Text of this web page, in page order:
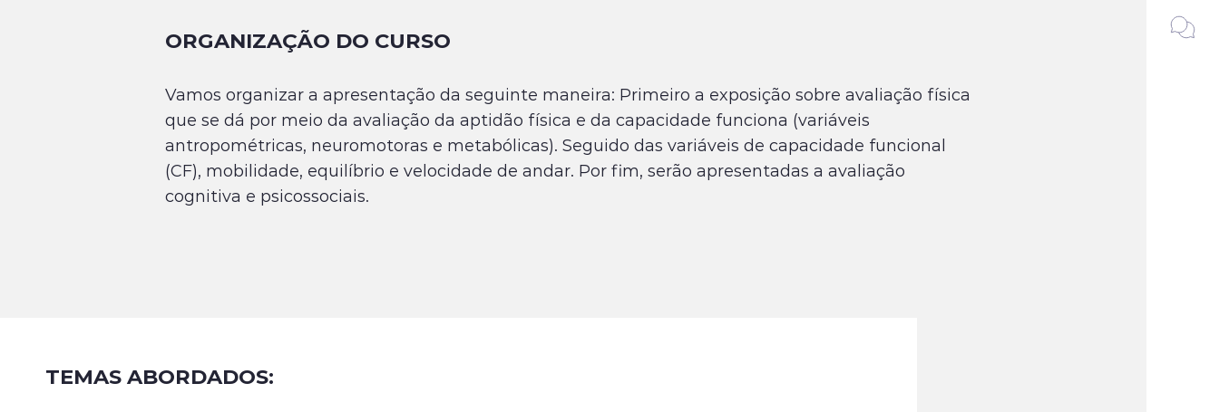
ORGANIZAÇÃO DO CURSO
Vamos organizar a apresentação da seguinte maneira: Primeiro a exposição sobre avaliação física
que se dá por meio da avaliação da aptidão física e da capacidade funciona (variáveis
antropométricas, neuromotoras e metabólicas). Seguido das variáveis de capacidade funcional
(CF), mobilidade, equilíbrio e velocidade de andar. Por fim, serão apresentadas a avaliação
cognitiva e psicossociais.
TEMAS ABORDADOS: